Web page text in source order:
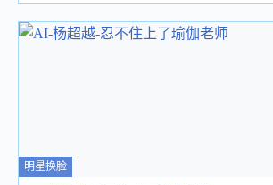
明星换脸